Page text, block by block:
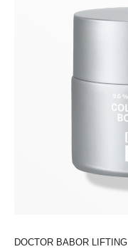
DOCTOR BABOR LIFTING